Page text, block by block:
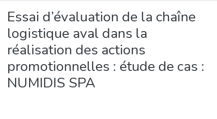
Essai d’évaluation de la chaîne
logistique aval dans la
réalisation des actions
promotionnelles : étude de cas :
NUMIDIS SPA